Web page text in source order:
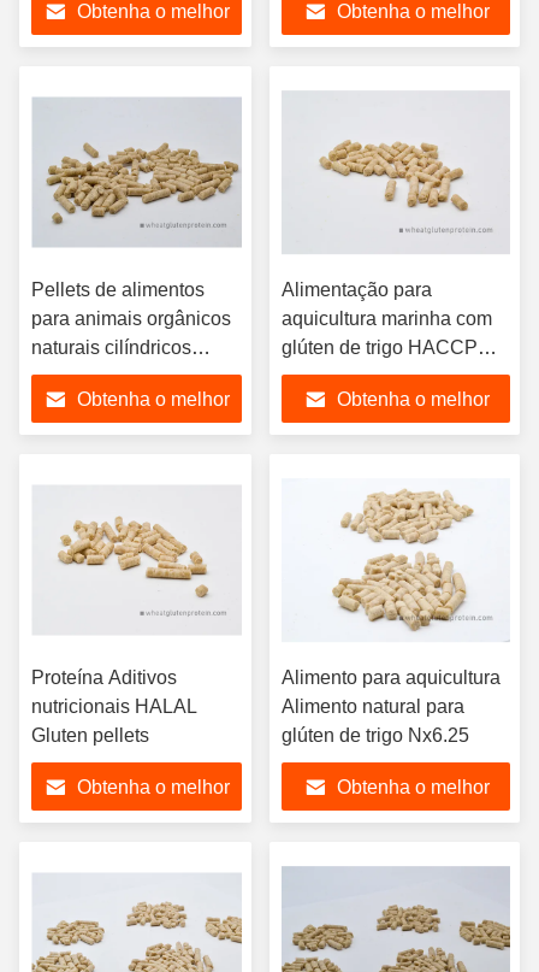
nutrição dos alimentos
Obtenha o melhor Obtenha o melhor
Pellets de alimentos
para animais orgânicos
naturais cilíndricos
8002-80-0
Obtenha o melhor
Alimentação para
aquicultura marinha com
glúten de trigo HACCP
amarelo claro
Obtenha o melhor
Proteína Aditivos
nutricionais HALAL
Gluten pellets
Obtenha o melhor
Alimento para aquicultura
Alimento natural para
glúten de trigo Nx6.25
Obtenha o melhor